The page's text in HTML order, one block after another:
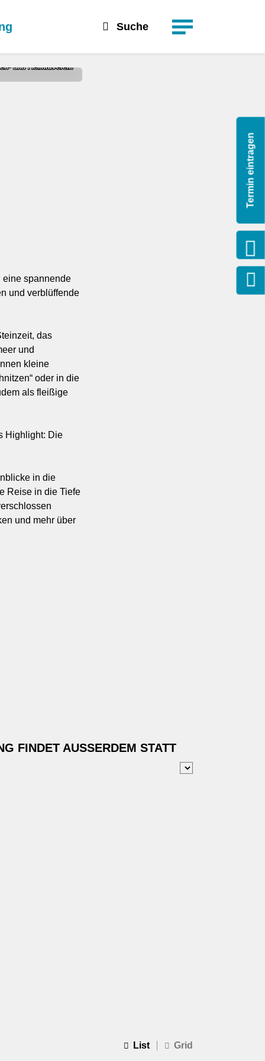
Suche
Detailsuche
Termin eintragen
und Heimatverein
eine spannende
und verblüffende
das
und
kleine
oder in die
als fleißige
Highlight: Die
in die
Reise in die Tiefe
und mehr über
FINDET AUSSERDEM STATT
List Grid